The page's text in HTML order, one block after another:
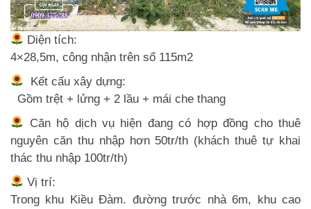
Diện tích:
4×28,5m, công nhận trên sổ 115m2
Kết cấu xây dựng:
Gồm trệt + lửng + 2 lầu + mái che thang
Căn hộ dịch vụ hiện đang có hợp đồng cho thuê
nguyên căn thu nhập hơn 50tr/th (khách thuê tự khai
thác thu nhập 100tr/th)
Vị trí:
Trong khu Kiều Đàm. đường trước nhà 6m, khu cao